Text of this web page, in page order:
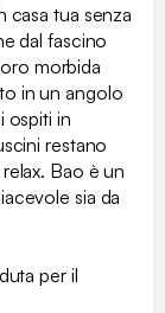
tua senza
dal fascino
morbida
in un angolo
ospiti in
restano
Bao è un
sia da
per il